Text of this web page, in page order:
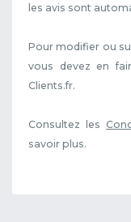
les avis sont
Pour modifier ou
vous devez en
Clients.fr.
Consultez les
savoir plus.